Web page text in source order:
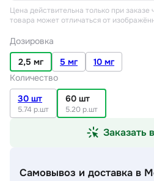
Цена действительна только при заказе
товара может отличаться от
Дозировка
2,5 мг
5 мг
10 мг
Количество
30 шт
5.74 р.шт
60 шт
5.20 р.шт
Заказать
Самовывоз и доставка в